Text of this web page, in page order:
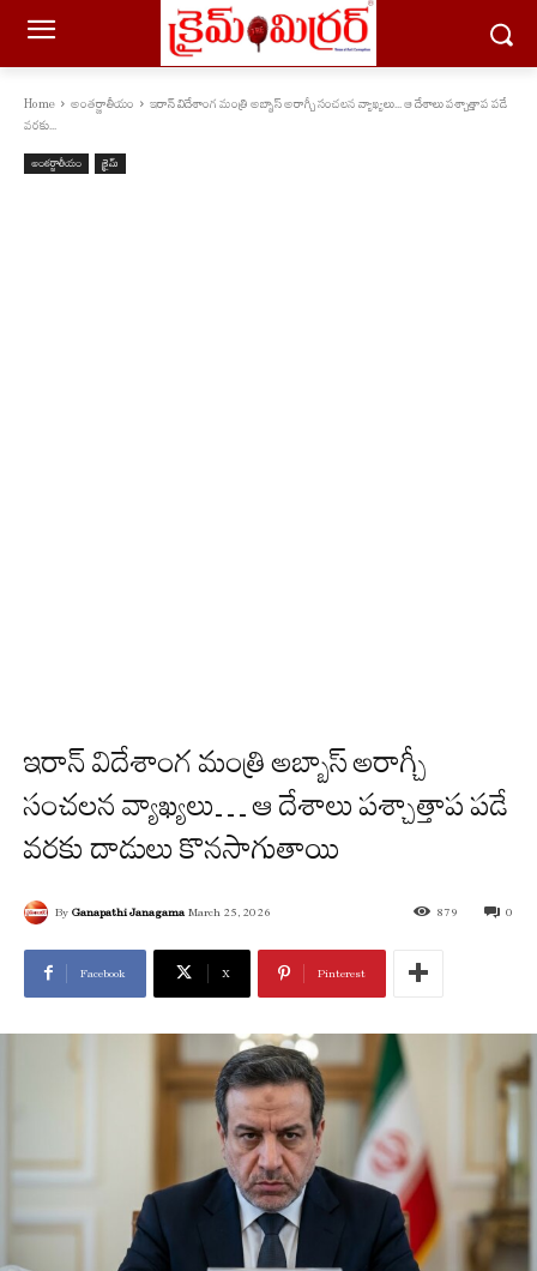
Home అంతర్జాతీయం
ఇరాన్ విదేశాంగ మంత్రి అబ్బాస్ అరాగ్చీ సంచ‌ల‌న వ్యాఖ్య‌లు... ఆ దేశాలు ప‌శ్చాత్తాప ప‌డే
వ‌ర‌కు...
అంతర్జాతీయం క్రైమ్
ఇరాన్ విదేశాంగ మంత్రి అబ్బాస్ అరాగ్చీ
సంచ‌ల‌న వ్యాఖ్య‌లు… ఆ దేశాలు ప‌శ్చాత్తాప ప‌డే
వ‌ర‌కు దాడులు కొన‌సాగుతాయి
By Ganapathi Janagama March 25, 2026 0
879
Facebook X Pinterest